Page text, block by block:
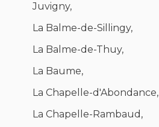
Juvigny,
La Balme-de-Sillingy,
La Balme-de-Thuy,
La Baume,
La Chapelle-d'Abondance,
La Chapelle-Rambaud,